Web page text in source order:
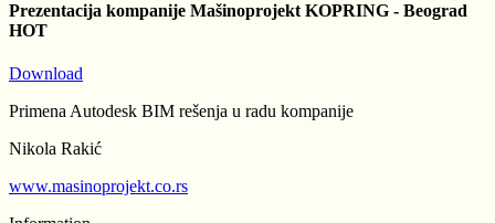
Prezentacija kompanije Mašinoprojekt KOPRING - Beograd
HOT
Download
Primena Autodesk BIM rešenja u radu kompanije
Nikola Rakić
www.masinoprojekt.co.rs